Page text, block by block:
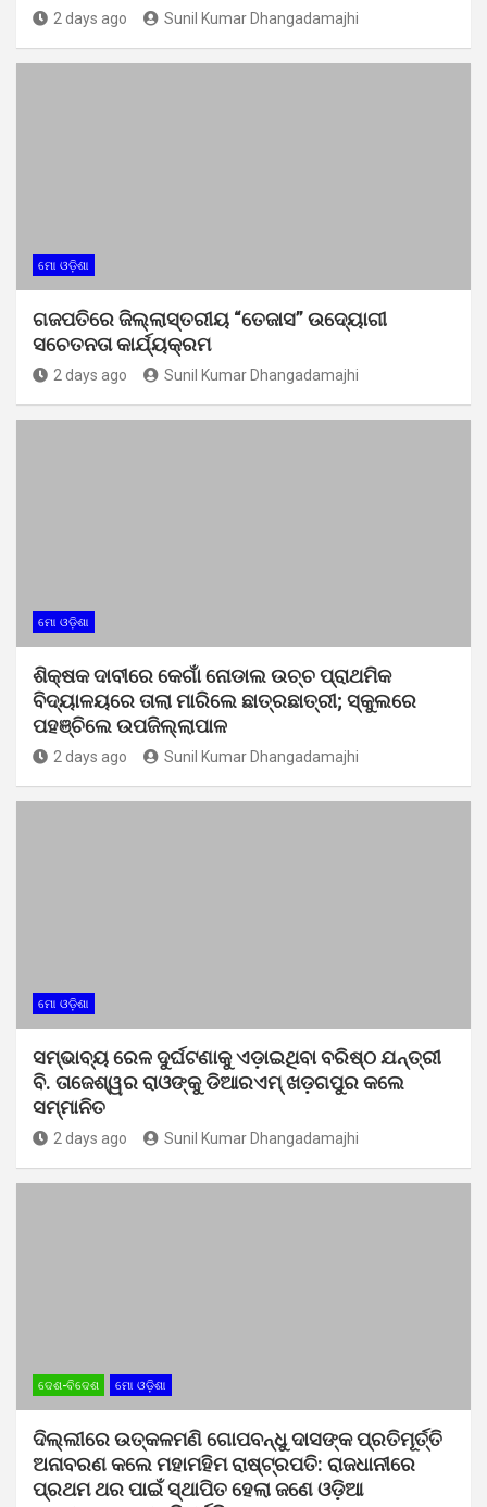
2 days ago Sunil Kumar Dhangadamajhi
ମୋ ଓଡ଼ିଶା
ଗଜପତିରେ ଜିଲ୍ଲାସ୍ତରୀୟ “ତେଜାସ” ଉଦ୍ୟୋଗୀ
ସଚେତନତା କାର୍ଯ୍ୟକ୍ରମ
2 days ago Sunil Kumar Dhangadamajhi
ମୋ ଓଡ଼ିଶା
ଶିକ୍ଷକ ଦାବୀରେ କେଗାଁ ନୋଡାଲ ଉଚ୍ଚ ପ୍ରାଥମିକ
ବିଦ୍ୟାଳୟରେ ତାଲା ମାରିଲେ ଛାତ୍ରଛାତ୍ରୀ; ସ୍କୁଲରେ
ପହଞ୍ଚିଲେ ଉପଜିଲ୍ଲାପାଳ
2 days ago Sunil Kumar Dhangadamajhi
ମୋ ଓଡ଼ିଶା
ସମ୍ଭାବ୍ୟ ରେଳ ଦୁର୍ଘଟଣାକୁ ଏଡ଼ାଇଥିବା ବରିଷ୍ଠ ଯନ୍ତ୍ରୀ
ବି. ତାଜେଶ୍ୱର ରାଓଙ୍କୁ ଡିଆରଏମ୍ ଖଡ଼ଗପୁର କଲେ
ସମ୍ମାନିତ
2 days ago Sunil Kumar Dhangadamajhi
ଦେଶ-ବିଦେଶ ମୋ ଓଡ଼ିଶା
ଦିଲ୍ଲୀରେ ଉତ୍କଳମଣି ଗୋପବନ୍ଧୁ ଦାସଙ୍କ ପ୍ରତିମୂର୍ତ୍ତି
ଅନାବରଣ କଲେ ମହାମହିମ ରାଷ୍ଟ୍ରପତି: ରାଜଧାନୀରେ
ପ୍ରଥମ ଥର ପାଇଁ ସ୍ଥାପିତ ହେଲା ଜଣେ ଓଡ଼ିଆ